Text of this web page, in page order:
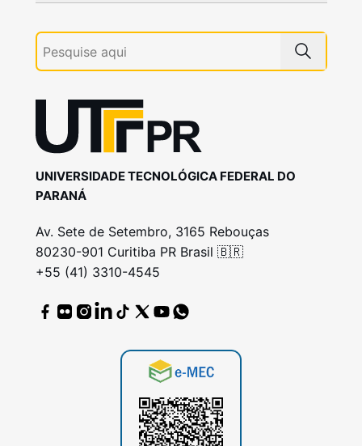
UNIVERSIDADE TECNOLÓGICA FEDERAL DO
PARANÁ
Av. Sete de Setembro, 3165 Rebouças
80230-901 Curitiba PR Brasil 🇧🇷
+55 (41) 3310-4545